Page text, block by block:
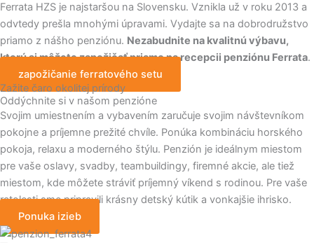
Ferrata HZS je najstaršou na Slovensku. Vznikla už v roku 2013 a
odvtedy prešla mnohými úpravami. Vydajte sa na dobrodružstvo
priamo z nášho penziónu. Nezabudnite na kvalitnú výbavu,
ktorú si môžete zapožičať priamo na recepcii penziónu Ferrata.
zapožičanie ferratového setu
Zažite čaro okolitej prírody
Oddýchnite si v našom penzióne
Svojim umiestnením a vybavením zaručuje svojim návštevníkom
pokojne a príjemne prežité chvíle. Ponúka kombináciu horského
pokoja, relaxu a moderného štýlu. Penzión je ideálnym miestom
pre vaše oslavy, svadby, teambuildingy, firemné akcie, ale tiež
miestom, kde môžete stráviť príjemný víkend s rodinou. Pre vaše
ratolesti sme pripravili krásny detský kútik a vonkajšie ihrisko.
Ponuka izieb